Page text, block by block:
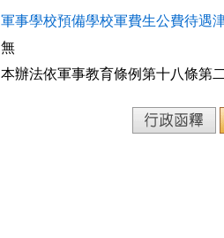
軍事學校預備學校軍費生公費待遇
無
本辦法依軍事教育條例第十八條第